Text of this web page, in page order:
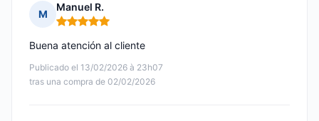
M
Manuel R.
Nota: 5 de 5
Publicado el 13/02/2026 à 23h07
tras una compra de 02/02/2026
Buena atención al cliente